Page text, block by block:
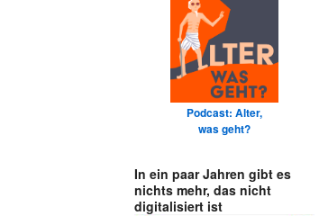
Podcast: Alter,
was geht?
In ein paar Jahren gibt es
nichts mehr, das nicht
digitalisiert ist